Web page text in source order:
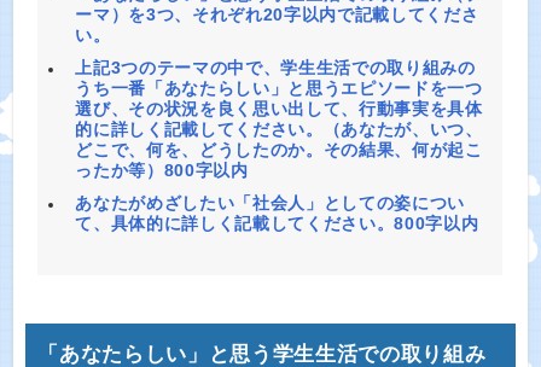
ーマ）を3つ、それぞれ20字以内で記載してくださ
い。
上記3つのテーマの中で、学生生活での取り組みの
うち一番「あなたらしい」と思うエピソードを一つ
選び、その状況を良く思い出して、行動事実を具体
的に詳しく記載してください。（あなたが、いつ、
どこで、何を、どうしたのか。その結果、何が起こ
ったか等）800字以内
あなたがめざしたい「社会人」としての姿につい
て、具体的に詳しく記載してください。800字以内
「あなたらしい」と思う学生生活での取り組み